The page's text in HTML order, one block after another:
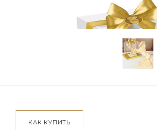
КАК КУПИТЬ